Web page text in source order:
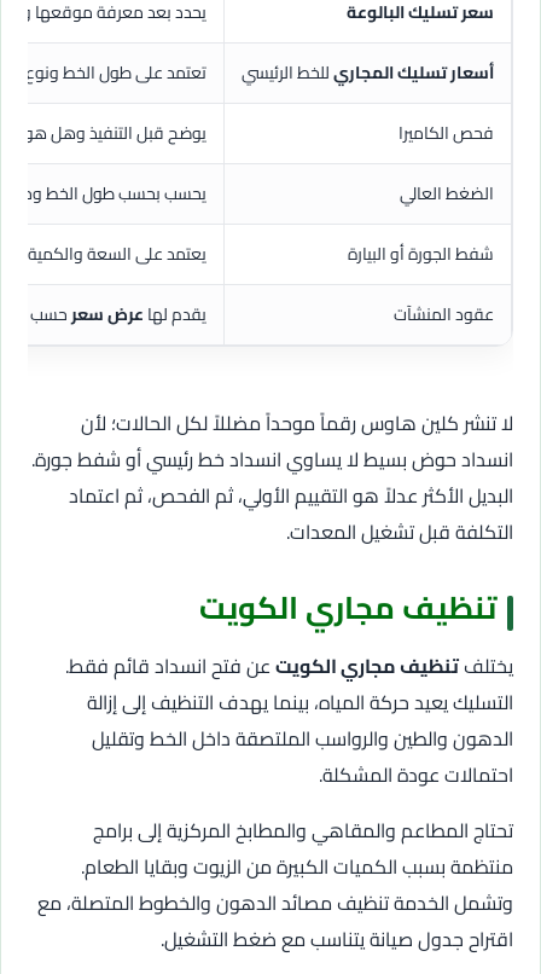
سعر تسليك البالوعة
يحدد بعد معرفة موقعها
أسعار تسليك المجاريللخط الرئيسي
تعتمد على طول الخط ونوع
فحص الكاميرا
يوضح قبل التنفيذ وهل هو
الضغط العالي
يحسب بحسب طول الخط وحجم
شفط الجورة أو البيارة
يعتمد على السعة والكمية
عقود المنشآت
يقدم لهاعرض سعرحسب عدد
لا تنشر كلين هاوس رقماً موحداً مضللاً لكل الحالات؛ لأن
انسداد حوض بسيط لا يساوي انسداد خط رئيسي أو شفط جورة.
البديل الأكثر عدلاً هو التقييم الأولي، ثم الفحص، ثم اعتماد
التكلفة قبل تشغيل المعدات.
تنظيف مجاري الكويت
يختلفتنظيف مجاري الكويتعن فتح انسداد قائم فقط.
التسليك يعيد حركة المياه، بينما يهدف التنظيف إلى إزالة
الدهون والطين والرواسب الملتصقة داخل الخط وتقليل
احتمالات عودة المشكلة.
تحتاج المطاعم والمقاهي والمطابخ المركزية إلى برامج
منتظمة بسبب الكميات الكبيرة من الزيوت وبقايا الطعام.
وتشمل الخدمة تنظيف مصائد الدهون والخطوط المتصلة، مع
اقتراح جدول صيانة يتناسب مع ضغط التشغيل.